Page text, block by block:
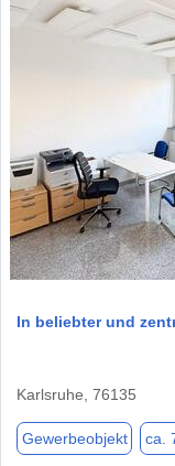
In beliebter und
Karlsruhe, 76135
Gewerbeobjekt ca.